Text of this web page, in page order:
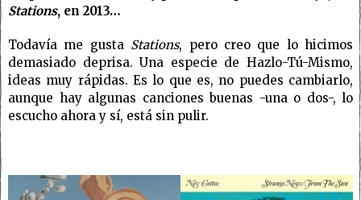
Stations, en 2013…
Todavía me gusta Stations, pero creo que lo hicimos
demasiado deprisa. Una especie de Hazlo-Tú-Mismo,
ideas muy rápidas. Es lo que es, no puedes cambiarlo,
aunque hay algunas canciones buenas -una o dos-, lo
escucho ahora y sí, está sin pulir.